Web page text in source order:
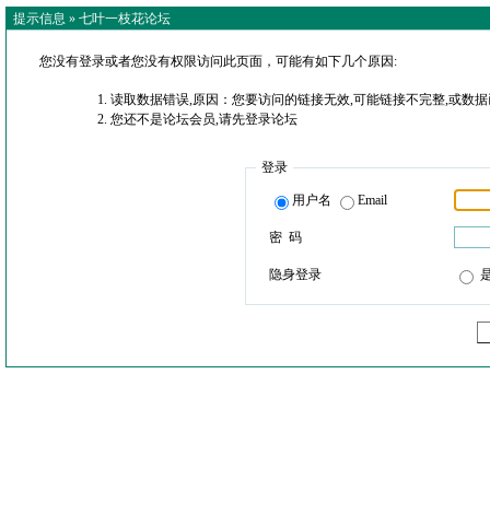
提示信息 » 七叶一枝花论坛
您没有登录或者您没有权限访问此页面，可能有如下几个原因:
读取数据错误,原因：您要访问的链接无效,可能链接不完整,或数
您还不是论坛会员,请先登录论坛
登录
用户名 Email
密 码
隐身登录